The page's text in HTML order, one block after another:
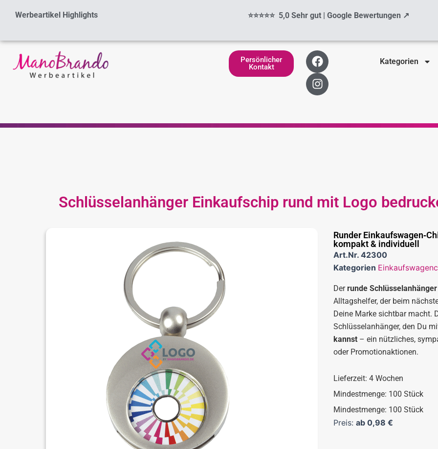
InhaltWerbeartikel Highlights ⭐⭐⭐⭐⭐ 5,0 Sehr gut | Google Bewertungen ↗
Persönlicher
Kontakt
F
a
c
e
b
o
I
n
s
t
a
r
Kategorien
Schlüsselanhänger Einkaufschip rund mit Logo
Runder
kompakt & individuell
Art.Nr. 42300
Kategorien
Derrunde
Alltagshelfer, der beim
Deine Marke sichtbar macht.
Schlüsselanhänger, den Du
kannst – ein nützliches,
oder Promotionaktionen.
Lieferzeit: 4 Wochen
Mindestmenge: 100 Stück
Mindestmenge: 100 Stück
Preis: ab 0,98 €